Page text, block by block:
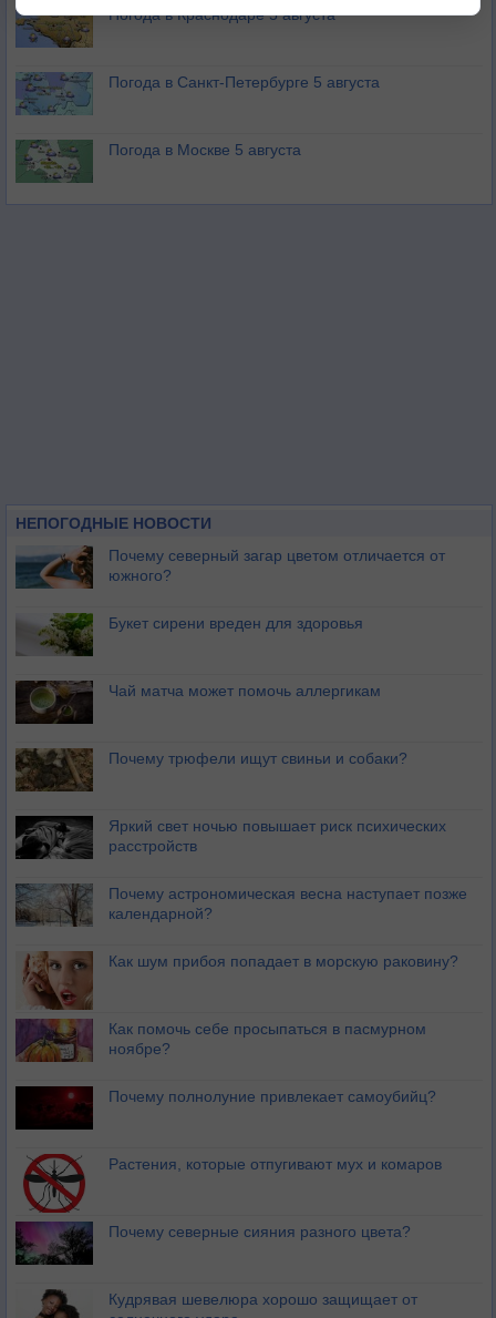
Погода в Краснодаре 5 августа
Погода в Санкт-Петербурге 5 августа
Погода в Москве 5 августа
НЕПОГОДНЫЕ НОВОСТИ
Почему северный загар цветом отличается от
южного?
Букет сирени вреден для здоровья
Чай матча может помочь аллергикам
Почему трюфели ищут свиньи и собаки?
Яркий свет ночью повышает риск психических
расстройств
Почему астрономическая весна наступает позже
календарной?
Как шум прибоя попадает в морскую раковину?
Как помочь себе просыпаться в пасмурном
ноябре?
Почему полнолуние привлекает самоубийц?
Растения, которые отпугивают мух и комаров
Почему северные сияния разного цвета?
Кудрявая шевелюра хорошо защищает от